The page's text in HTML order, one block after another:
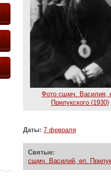
Фото сщмч. Василия,
Прилукского (1930)
Даты: 7 февраля
Святые:
сщмч. Василий, еп.